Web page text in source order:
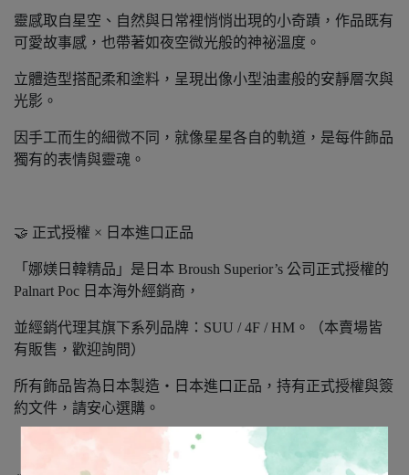
靈感取自星空、自然與日常裡悄悄出現的小奇蹟，作品既有
可愛故事感，也帶著如夜空微光般的神祕溫度。
立體造型搭配柔和塗料，呈現出像小型油畫般的安靜層次與
光影。
因手工而生的細微不同，就像星星各自的軌道，是每件飾品
獨有的表情與靈魂。
🤝 正式授權 × 日本進口正品
「娜媄日韓精品」是日本 Broush Superior’s 公司正式授權的
Palnart Poc 日本海外經銷商，
並經銷代理其旗下系列品牌：SUU / 4F / HM。（本賣場皆
有販售，歡迎詢問）
所有飾品皆為日本製造‧日本進口正品，持有正式授權與簽
約文件，請安心選購。
「娜媄日韓精品」很榮幸能將日本手作藝術帶到台灣，